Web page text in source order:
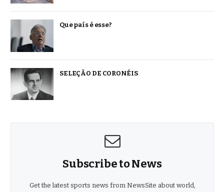
Que país é esse?
SELEÇÃO DE CORONÉIS
Subscribe to News
Get the latest sports news from NewsSite about world,